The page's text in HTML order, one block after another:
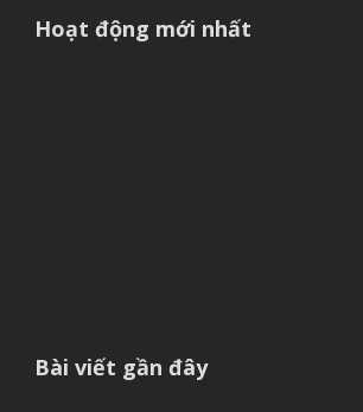
Hoạt động mới nhất
Bài viết gần đây